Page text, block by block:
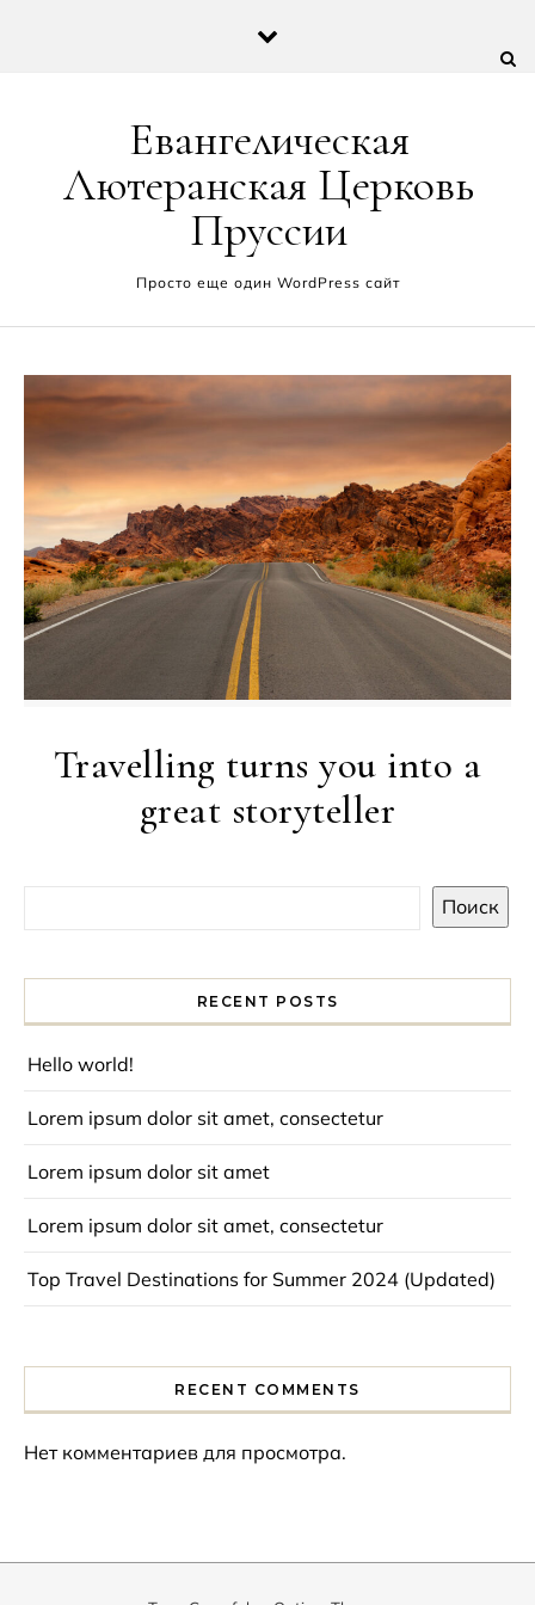
Евангелическая
Лютеранская Церковь
Пруссии
Просто еще один WordPress сайт
Travelling turns you into a
great storyteller
Поиск
RECENT POSTS
Hello world!
Lorem ipsum dolor sit amet, consectetur
Lorem ipsum dolor sit amet
Lorem ipsum dolor sit amet, consectetur
Top Travel Destinations for Summer 2024 (Updated)
RECENT COMMENTS
Нет комментариев для просмотра.